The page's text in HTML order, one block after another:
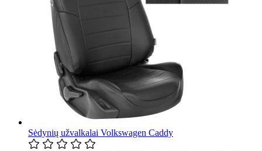
Sėdynių užvalkalai Volkswagen Caddy